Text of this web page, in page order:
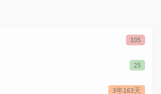
105
25
3年163天